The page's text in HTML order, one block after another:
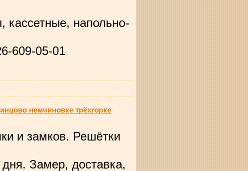
кассетные, напольно-
609-05-01
немчиновке трёхгорке
и замков. Решётки
Замер, доставка,